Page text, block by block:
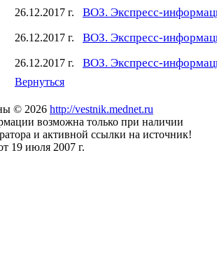
26.12.2017 г. ВОЗ. Экспресс-
26.12.2017 г. ВОЗ. Экспресс-
26.12.2017 г. ВОЗ. Экспресс-
Вернуться
© 2026 http://vestnik.mednet.ru
возможна только при наличии
и активной ссылки на источник!
19 июля 2007 г.